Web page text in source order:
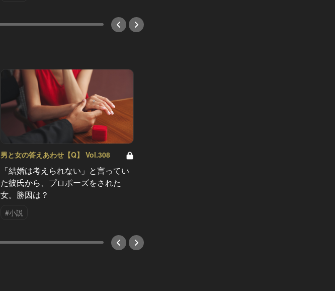
男と女の答えあわせ【Q】 Vol.308
「結婚は考えられない」と言ってい
た彼氏から、プロポーズをされた
女。勝因は？
#小説